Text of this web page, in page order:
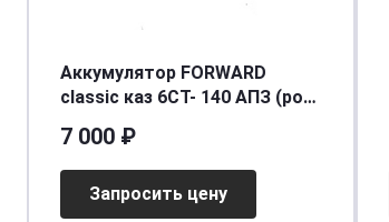
Аккумулятор FORWARD
classic каз 6СТ- 140 АПЗ (рос)
7 000 ₽
Запросить цену